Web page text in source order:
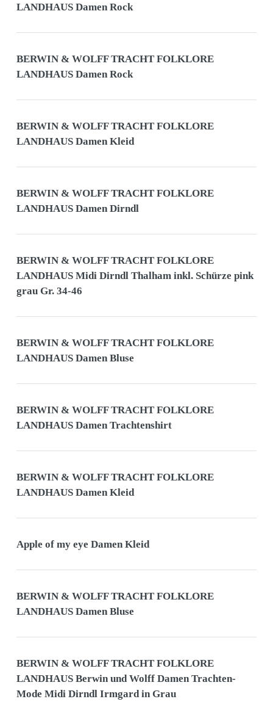
LANDHAUS Damen Rock
BERWIN & WOLFF TRACHT FOLKLORE
LANDHAUS Damen Rock
BERWIN & WOLFF TRACHT FOLKLORE
LANDHAUS Damen Kleid
BERWIN & WOLFF TRACHT FOLKLORE
LANDHAUS Damen Dirndl
BERWIN & WOLFF TRACHT FOLKLORE
LANDHAUS Midi Dirndl Thalham inkl. Schürze pink
grau Gr. 34-46
BERWIN & WOLFF TRACHT FOLKLORE
LANDHAUS Damen Bluse
BERWIN & WOLFF TRACHT FOLKLORE
LANDHAUS Damen Trachtenshirt
BERWIN & WOLFF TRACHT FOLKLORE
LANDHAUS Damen Kleid
Apple of my eye Damen Kleid
BERWIN & WOLFF TRACHT FOLKLORE
LANDHAUS Damen Bluse
BERWIN & WOLFF TRACHT FOLKLORE
LANDHAUS Berwin und Wolff Damen Trachten-
Mode Midi Dirndl Irmgard in Grau